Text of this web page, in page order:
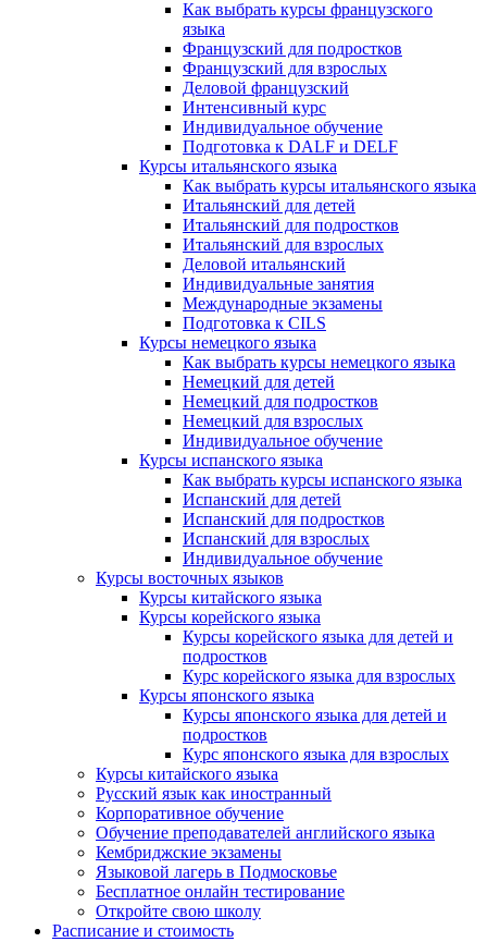
Как выбрать курсы французского
языка
Французский для подростков
Французский для взрослых
Деловой французский
Интенсивный курс
Индивидуальное обучение
Подготовка к DALF и DELF
Курсы итальянского языка
Как выбрать курсы итальянского языка
Итальянский для детей
Итальянский для подростков
Итальянский для взрослых
Деловой итальянский
Индивидуальные занятия
Международные экзамены
Подготовка к CILS
Курсы немецкого языка
Как выбрать курсы немецкого языка
Немецкий для детей
Немецкий для подростков
Немецкий для взрослых
Индивидуальное обучение
Курсы испанского языка
Как выбрать курсы испанского языка
Испанский для детей
Испанский для подростков
Испанский для взрослых
Индивидуальное обучение
Курсы восточных языков
Курсы китайского языка
Курсы корейского языка
Курсы корейского языка для детей и
подростков
Курс корейского языка для взрослых
Курсы японского языка
Курсы японского языка для детей и
подростков
Курс японского языка для взрослых
Курсы китайского языка
Русский язык как иностранный
Корпоративное обучение
Обучение преподавателей английского языка
Кембриджские экзамены
Языковой лагерь в Подмосковье
Бесплатное онлайн тестирование
Откройте свою школу
Расписание и стоимость